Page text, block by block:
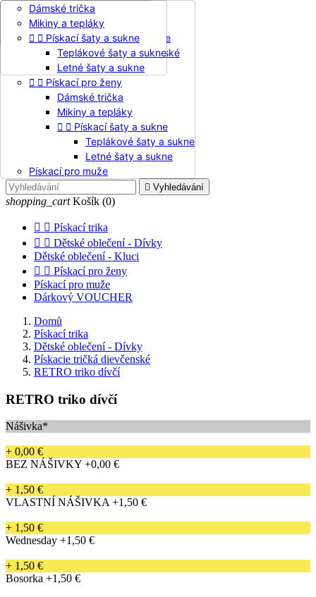
Zavolejte nám:+421 949 130 543
Jazyk:
Čeština 
Slovenčina
Čeština
English
Přihlásit se
Košík (0)
 Vyhledávání
shopping_cart Košík (0)
  Pískací trika
  Dětské oblečení - Dívky
Dívči šaty
Pískací mikiny a pudláče
Pískacie tričká dievčenské
Dětské oblečení - Kluci
  Pískací pro ženy
Dámské trička
Mikiny a tepláky
  Pískací šaty a sukne
Teplákové šaty a sukne
Letné šaty a sukne
Pískací pro muže
  Dětské oblečení - Dívky
Dívči šaty
Pískací mikiny a pudláče
Pískacie tričká dievčenské
Dětské oblečení - Kluci
  Pískací pro ženy
Dámské trička
Mikiny a tepláky
  Pískací šaty a sukne
Teplákové šaty a sukne
Letné šaty a sukne
Pískací pro muže
Dárkový VOUCHER
Domů
Pískací trika
Dětské oblečení - Dívky
Pískacie tričká dievčenské
RETRO triko dívčí
RETRO triko dívčí
Nášivka*
+ 0,00 €
BEZ NÁŠIVKY +0,00 €
+ 1,50 €
VLASTNÍ NÁŠIVKA +1,50 €
+ 1,50 €
Wednesday +1,50 €
+ 1,50 €
Bosorka +1,50 €